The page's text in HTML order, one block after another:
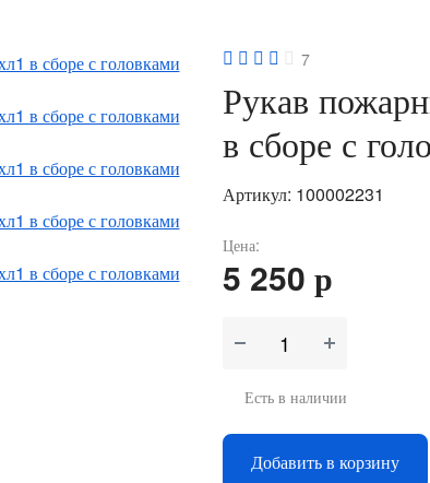
7
Рукав
в сборе с
Артикул: 100002231
Цена:
5 250 р
Есть в наличии
Добавить в корзину